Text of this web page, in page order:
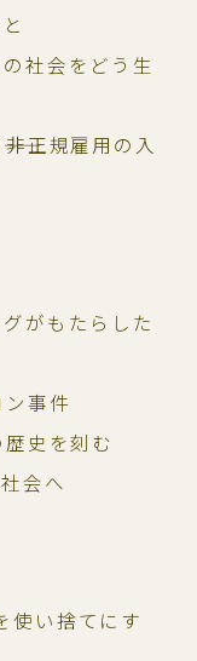
社会をどう生
正規雇用の入
がもたらした
事件
史を刻む
会へ
い捨てにす